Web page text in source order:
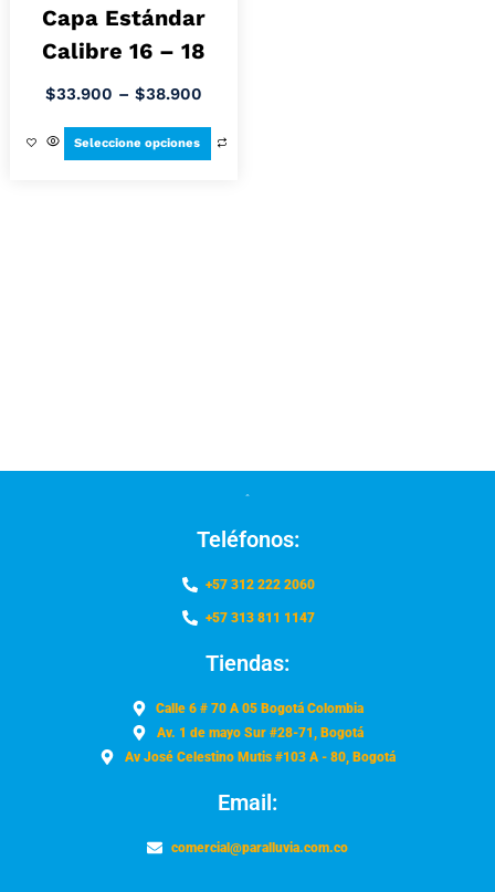
Capa Estándar
Calibre 16 – 18
$33.900 – $38.900
Seleccione opciones
Teléfonos:
+57 312 222 2060
+57 313 811 1147
Tiendas:
Calle 6 # 70 A 05 Bogotá Colombia
Av. 1 de mayo Sur #28-71, Bogotá
Av José Celestino Mutis #103 A - 80, Bogotá
Email:
comercial@paralluvia.com.co